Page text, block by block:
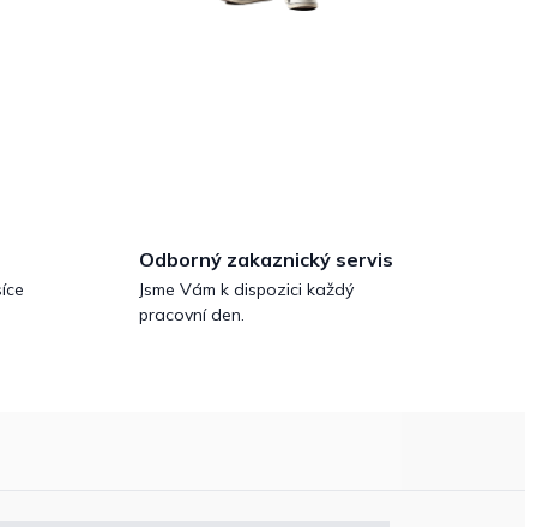
Odborný zakaznický servis
Jsme Vám k dispozici každý
pracovní den.